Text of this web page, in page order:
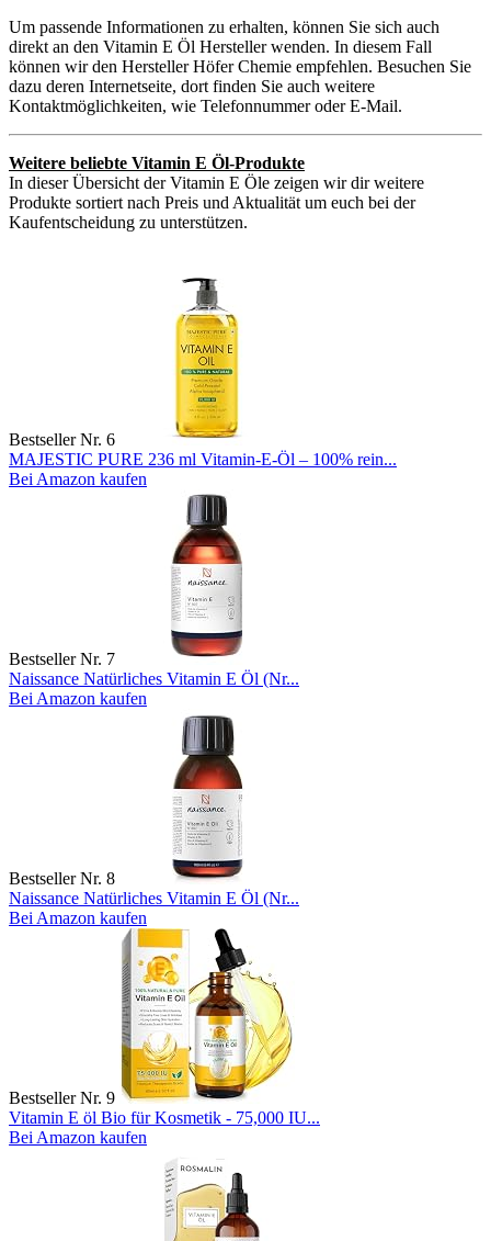
Um passende Informationen zu erhalten, können Sie sich auch
direkt an den Vitamin E Öl Hersteller wenden. In diesem Fall
können wir den Hersteller Höfer Chemie empfehlen. Besuchen Sie
dazu deren Internetseite, dort finden Sie auch weitere
Kontaktmöglichkeiten, wie Telefonnummer oder E-Mail.
Weitere beliebte Vitamin E Öl-Produkte
In dieser Übersicht der Vitamin E Öle zeigen wir dir weitere
Produkte sortiert nach Preis und Aktualität um euch bei der
Kaufentscheidung zu unterstützen.
Bestseller Nr. 6
MAJESTIC PURE 236 ml Vitamin-E-Öl – 100% rein...
Bei Amazon kaufen
Bestseller Nr. 7
Naissance Natürliches Vitamin E Öl (Nr...
Bei Amazon kaufen
Bestseller Nr. 8
Naissance Natürliches Vitamin E Öl (Nr...
Bei Amazon kaufen
Bestseller Nr. 9
Vitamin E öl Bio für Kosmetik - 75,000 IU...
Bei Amazon kaufen